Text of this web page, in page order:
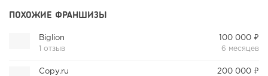
ПОХОЖИЕ ФРАНШИЗЫ
Biglion
1 отзыв
100 000 ₽
6 месяцев
Copy.ru
200 000 ₽